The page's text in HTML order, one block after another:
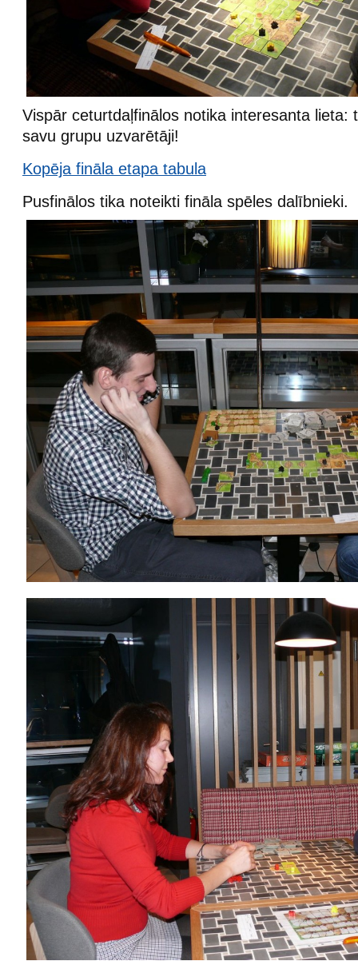
Vispār ceturtdaļfinālos notika interesanta lieta:
savu grupu uzvarētāji!
Kopēja fināla etapa tabula
Pusfinālos tika noteikti fināla spēles dalībnieki.